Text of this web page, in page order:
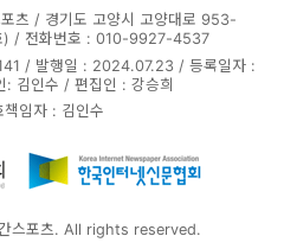
츠 / 경기도 고양시 고양대로 953-
) / 전화번호 : 010-9927-4537
/ 발행일 : 2024.07.23 / 등록일자 :
김인수 / 편집인 : 강승희
책임자 : 김인수
스포츠. All rights reserved.